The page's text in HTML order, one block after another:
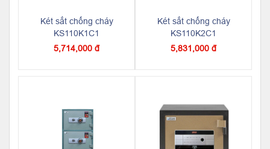
Két sắt chống cháy
KS110K1C1
5,714,000 đ
Két sắt chống cháy
KS110K2C1
5,831,000 đ